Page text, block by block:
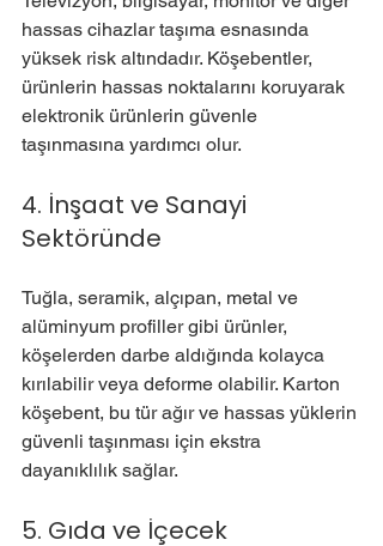
hassas cihazlar taşıma esnasında
yüksek risk altındadır. Köşebentler,
ürünlerin hassas noktalarını koruyarak
elektronik ürünlerin güvenle
taşınmasına yardımcı olur.
4. İnşaat ve Sanayi
Sektöründe
Tuğla, seramik, alçıpan, metal ve
alüminyum profiller gibi ürünler,
köşelerden darbe aldığında kolayca
kırılabilir veya deforme olabilir. Karton
köşebent, bu tür ağır ve hassas yüklerin
güvenli taşınması için ekstra
dayanıklılık sağlar.
5. Gıda ve İçecek